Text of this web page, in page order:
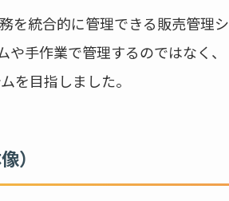
を統合的に管理できる販売管理シ
手作業で管理するのではなく、
を目指しました。
）